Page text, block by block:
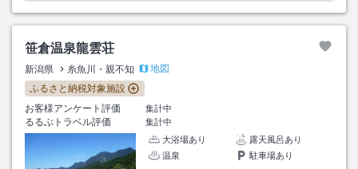
笹倉温泉龍雲荘
新潟県 糸魚川・親不知
地図
ふるさと納税対象施設
お客様アンケート評価
集計中
るるぶトラベル評価
集計中
大浴場あり
露天風呂あり
温泉
駐車場あり